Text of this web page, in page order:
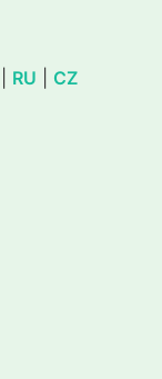
RU CZ